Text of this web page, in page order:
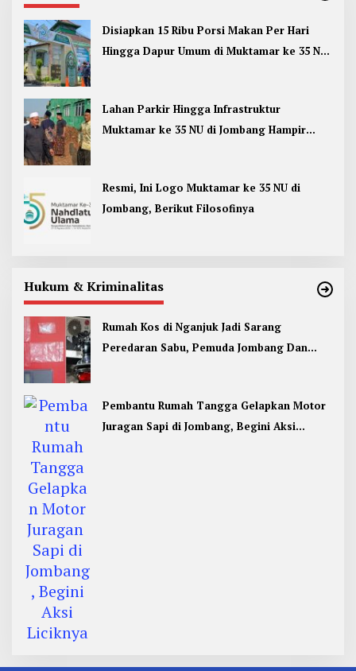
Disiapkan 15 Ribu Porsi Makan Per Hari
Hingga Dapur Umum di Muktamar ke 35 NU
Lahan Parkir Hingga Infrastruktur
Muktamar ke 35 NU di Jombang Hampir
Resmi, Ini Logo Muktamar ke 35 NU di
Jombang, Berikut Filosofinya
Hukum & Kriminalitas
Rumah Kos di Nganjuk Jadi Sarang
Peredaran Sabu, Pemuda Jombang Dan
Pembantu Rumah Tangga Gelapkan Motor
Juragan Sapi di Jombang, Begini Aksi